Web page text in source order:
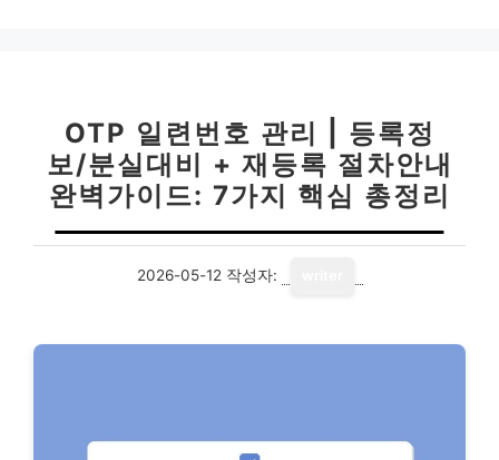
OTP 일련번호 관리 | 등록정
보/분실대비 + 재등록 절차안내
완벽가이드: 7가지 핵심 총정리
2026-05-12 작성자: